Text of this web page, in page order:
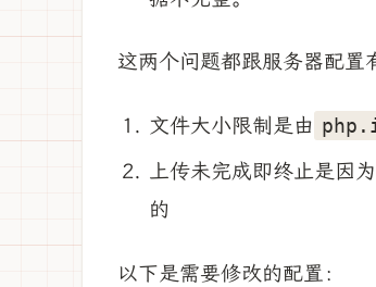
这两个问题都跟服务器配置
文件大小限制是由
上传未完成即终止是因为
的
以下是需要修改的配置：